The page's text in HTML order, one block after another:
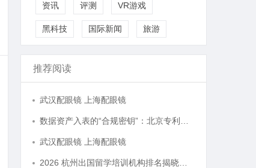
资讯 评测 VR游戏
黑科技 国际新闻 旅游
推荐阅读
武汉配眼镜 上海配眼镜
武汉配眼镜 上海配眼镜